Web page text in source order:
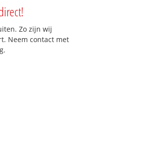
Zo zijn wij
Neem contact met